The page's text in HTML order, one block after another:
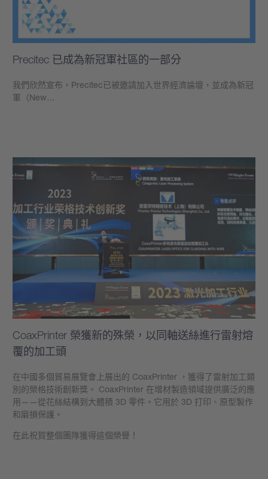
Precitec 已成為新冠軍社區的一部分
我們欣然宣布，Precitec已被邀請加入世界經濟論壇，並成為新冠
軍（New…
CoaxPrinter 榮獲新的殊榮，以同軸送絲進行雷射熔
覆的加工頭
在中國多個貿易展覽會上展出的 CoaxPrinter ，獲得了雷射加工類
別的榮格技術創新獎。 CoaxPrinter 在增材製造領域提供廣泛的應
用——從花絲結構到大體積 3D 零件。它用於 3D 打印、原型製作
和磨損保護。
在此祝賀整個團隊獲得這個榮譽！